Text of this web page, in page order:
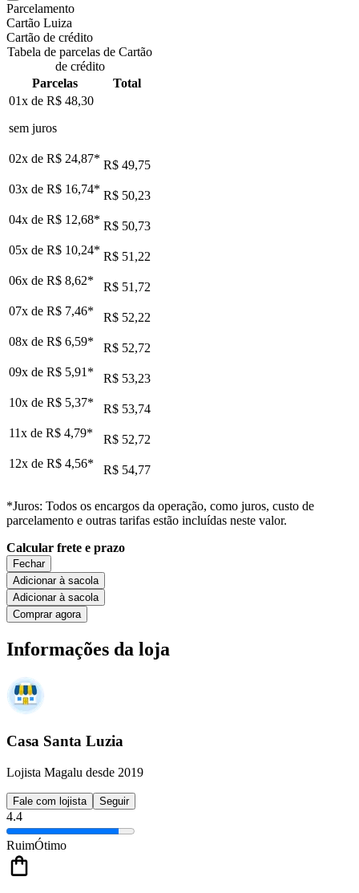
Parcelamento
Cartão Luiza
Cartão de crédito
Tabela de parcelas de Cartão
de crédito
Parcelas
Total
01x de R$ 48,30
sem juros
02x de R$ 24,87* R$ 49,75
03x de R$ 16,74* R$ 50,23
04x de R$ 12,68* R$ 50,73
05x de R$ 10,24* R$ 51,22
06x de R$ 8,62*
R$ 51,72
07x de R$ 7,46*
R$ 52,22
08x de R$ 6,59*
R$ 52,72
09x de R$ 5,91 *
R$ 53,23
10x de R$ 5,37*
R$ 53,74
11x de R$ 4,79*
R$ 52,72
12x de R$ 4,56* R$ 54,77
*Juros: Todos os encargos da operação, como juros, custo de
parcelamento e outras tarifas estão incluídas neste valor.
Calcular frete e prazo
Fechar
Adicionar à sacola
Adicionar à sacola
Comprar agora
Informações da loja
Casa Santa Luzia
Lojista Magalu desde 2019
Fale com lojista Seguir
4.4
RuimÓtimo